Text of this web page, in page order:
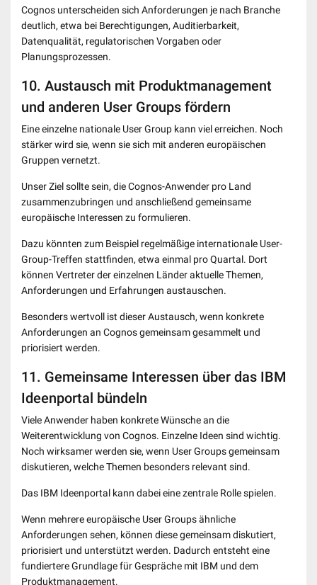
Cognos unterscheiden sich Anforderungen je nach Branche
deutlich, etwa bei Berechtigungen, Auditierbarkeit,
Datenqualität, regulatorischen Vorgaben oder
Planungsprozessen.
10. Austausch mit Produktmanagement
und anderen User Groups fördern
Eine einzelne nationale User Group kann viel erreichen. Noch
stärker wird sie, wenn sie sich mit anderen europäischen
Gruppen vernetzt.
Unser Ziel sollte sein, die Cognos-Anwender pro Land
zusammenzubringen und anschließend gemeinsame
europäische Interessen zu formulieren.
Dazu könnten zum Beispiel regelmäßige internationale User-
Group-Treffen stattfinden, etwa einmal pro Quartal. Dort
können Vertreter der einzelnen Länder aktuelle Themen,
Anforderungen und Erfahrungen austauschen.
Besonders wertvoll ist dieser Austausch, wenn konkrete
Anforderungen an Cognos gemeinsam gesammelt und
priorisiert werden.
11. Gemeinsame Interessen über das IBM
Ideenportal bündeln
Viele Anwender haben konkrete Wünsche an die
Weiterentwicklung von Cognos. Einzelne Ideen sind wichtig.
Noch wirksamer werden sie, wenn User Groups gemeinsam
diskutieren, welche Themen besonders relevant sind.
Das IBM Ideenportal kann dabei eine zentrale Rolle spielen.
Wenn mehrere europäische User Groups ähnliche
Anforderungen sehen, können diese gemeinsam diskutiert,
priorisiert und unterstützt werden. Dadurch entsteht eine
fundiertere Grundlage für Gespräche mit IBM und dem
Produktmanagement.